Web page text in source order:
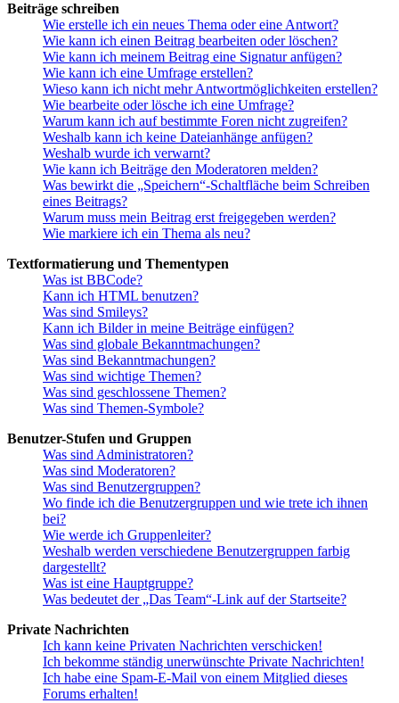
Beiträge schreiben
Wie erstelle ich ein neues Thema oder eine Antwort?
Wie kann ich einen Beitrag bearbeiten oder löschen?
Wie kann ich meinem Beitrag eine Signatur anfügen?
Wie kann ich eine Umfrage erstellen?
Wieso kann ich nicht mehr Antwortmöglichkeiten erstellen?
Wie bearbeite oder lösche ich eine Umfrage?
Warum kann ich auf bestimmte Foren nicht zugreifen?
Weshalb kann ich keine Dateianhänge anfügen?
Weshalb wurde ich verwarnt?
Wie kann ich Beiträge den Moderatoren melden?
Was bewirkt die „Speichern“-Schaltfläche beim Schreiben
eines Beitrags?
Warum muss mein Beitrag erst freigegeben werden?
Wie markiere ich ein Thema als neu?
Textformatierung und Thementypen
Was ist BBCode?
Kann ich HTML benutzen?
Was sind Smileys?
Kann ich Bilder in meine Beiträge einfügen?
Was sind globale Bekanntmachungen?
Was sind Bekanntmachungen?
Was sind wichtige Themen?
Was sind geschlossene Themen?
Was sind Themen-Symbole?
Benutzer-Stufen und Gruppen
Was sind Administratoren?
Was sind Moderatoren?
Was sind Benutzergruppen?
Wo finde ich die Benutzergruppen und wie trete ich ihnen
bei?
Wie werde ich Gruppenleiter?
Weshalb werden verschiedene Benutzergruppen farbig
dargestellt?
Was ist eine Hauptgruppe?
Was bedeutet der „Das Team“-Link auf der Startseite?
Private Nachrichten
Ich kann keine Privaten Nachrichten verschicken!
Ich bekomme ständig unerwünschte Private Nachrichten!
Ich habe eine Spam-E-Mail von einem Mitglied dieses
Forums erhalten!